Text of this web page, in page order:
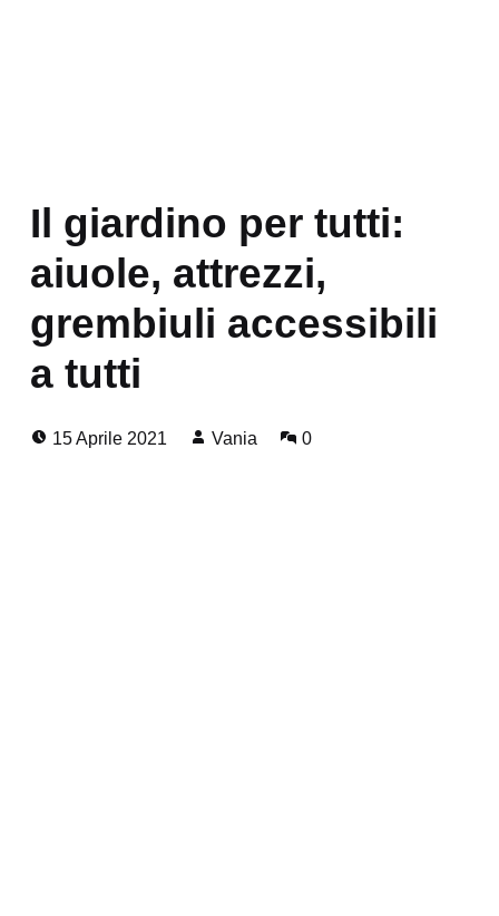
Il giardino per tutti:
aiuole, attrezzi,
grembiuli accessibili
a tutti
15 Aprile 2021 Vania 0